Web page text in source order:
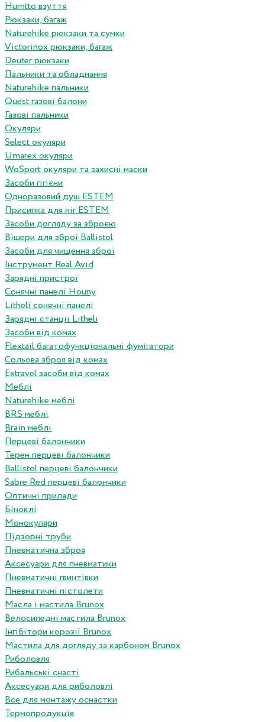
Humtto взуття
Рюкзаки, багаж
Naturehike рюкзаки та сумки
Victorinox рюкзаки, багаж
Deuter рюкзаки
Пальники та обладнання
Naturehike пальники
Quest газові балони
Газові пальники
Окуляри
Select окуляри
Umarex окуляри
WoSport окуляри та захисні маски
Засоби гігієни
Одноразовий душ ESTEM
Присипка для ніг ESTEM
Засоби догляду за зброєю
Вішери для зброї Ballistol
Засоби для чищення зброї
Інструмент Real Avid
Зарядні пристрої
Сонячні панелі Houny
Litheli сонячні панелі
Зарядні станції Litheli
Засоби від комах
Flextail багатофункціональні фумігатори
Сольова зброя від комах
Extravel засоби від комах
Меблі
Naturehike меблі
BRS меблі
Brain меблі
Перцеві балончики
Терен перцеві балончики
Ballistol перцеві балончики
Sabre Red перцеві балончики
Оптичні прилади
Біноклі
Монокуляри
Підзорні труби
Пневматична зброя
Аксесуари для пневматики
Пневматичні гвинтівки
Пневматичні пістолети
Масла і мастила Brunox
Велосипедні мастила Brunox
Інгібітори корозії Brunox
Мастила для догляду за карбоном Brunox
Риболовля
Рибальські снасті
Аксесуари для риболовлі
Все для монтажу оснастки
Термопродукція